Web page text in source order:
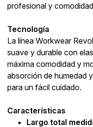
profesional y
Tecnología
La línea Workwear
suave y durable con
máxima comodidad y
absorción de humedad
para un fácil cuidado.
Características
Largo total